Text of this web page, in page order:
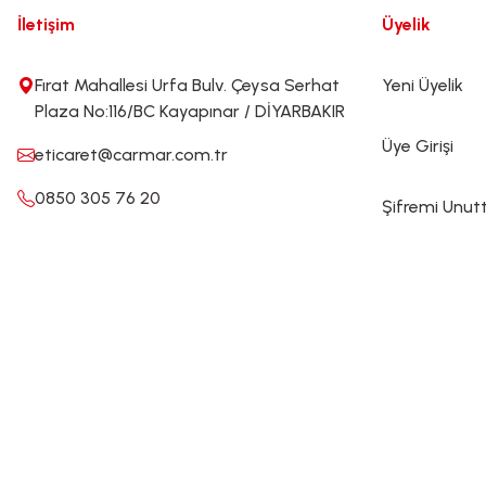
İletişim
Fırat Mahallesi Urfa Bulv. Çeysa Serhat
Plaza No:116/BC Kayapınar / DİYARBAKIR
eticaret@carmar.com.tr
0850 305 76 20
Üyelik
Yeni Üyelik
Üye Girişi
Şifremi